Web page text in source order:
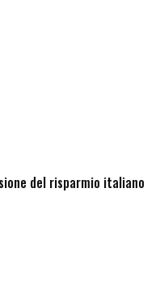
del risparmio italiano